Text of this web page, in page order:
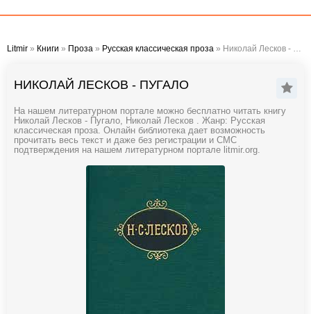
Litmir » Книги » Проза » Русская классическая проза » Николай Лесков - Пугало
НИКОЛАЙ ЛЕСКОВ - ПУГАЛО
На нашем литературном портале можно бесплатно читать книгу
Николай Лесков - Пугало, Николай Лесков . Жанр: Русская
классическая проза. Онлайн библиотека дает возможность
прочитать весь текст и даже без регистрации и СМС
подтверждения на нашем литературном портале litmir.org.